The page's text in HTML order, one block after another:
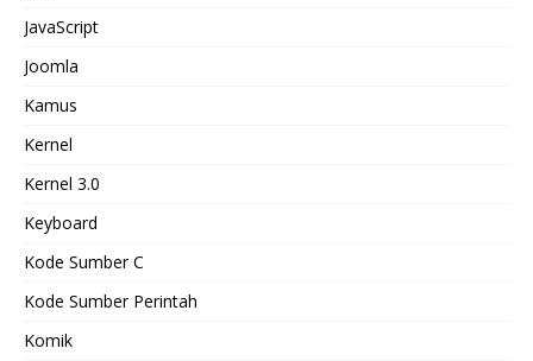
JavaScript
Joomla
Kamus
Kernel
Kernel 3.0
Keyboard
Kode Sumber C
Kode Sumber Perintah
Komik